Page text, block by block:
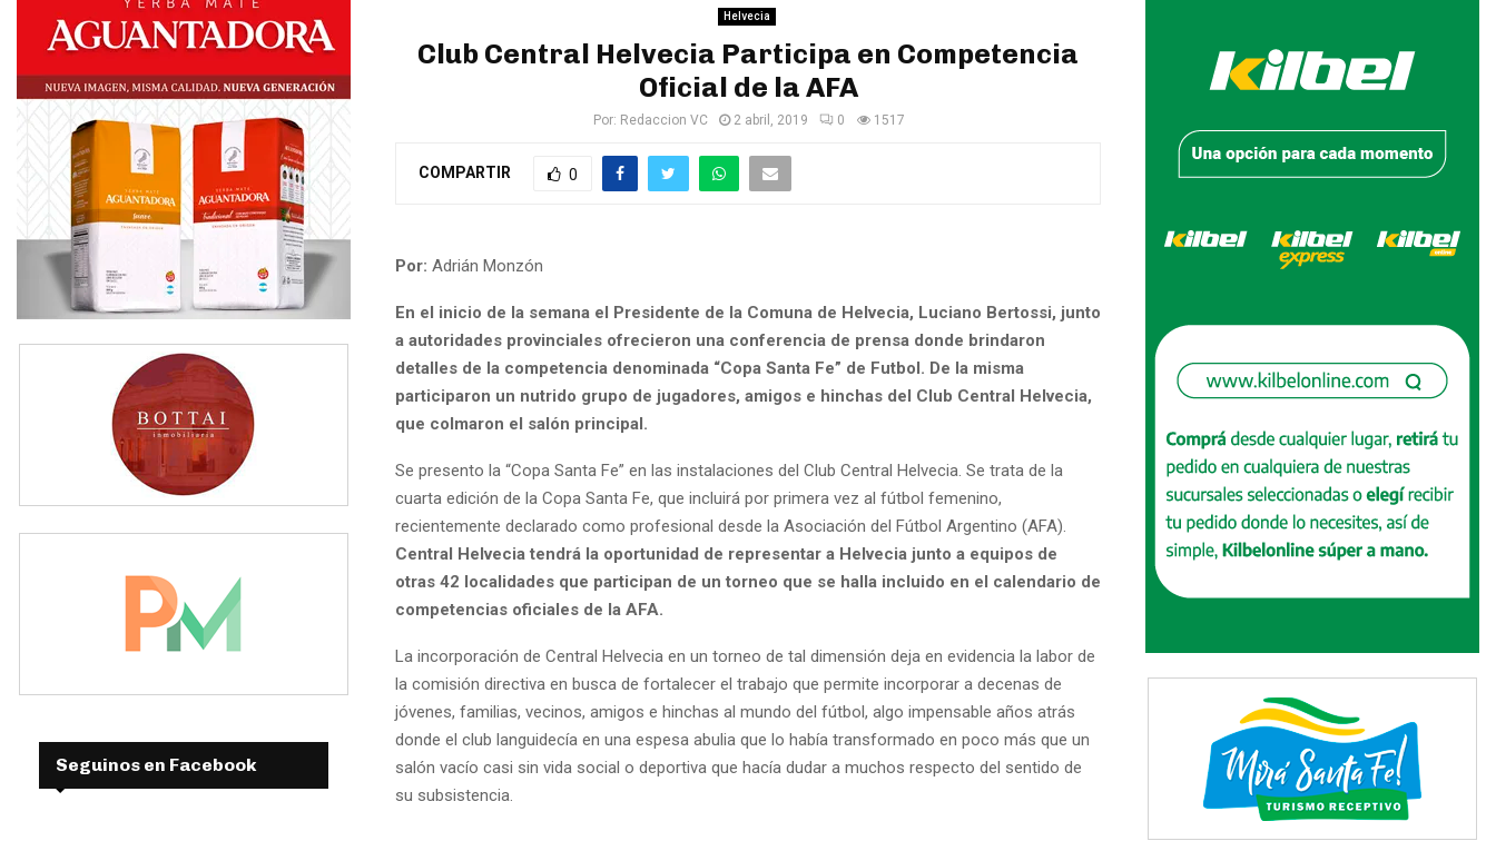
Helvecia
Club Central Helvecia Participa en Competencia
Oficial de la AFA
Por: Redaccion VC 2 abril, 2019 0 1517
COMPARTIR 0
Por: Adrián Monzón
En el inicio de la semana el Presidente de la Comuna de Helvecia, Luciano Bertossi, junto
a autoridades provinciales ofrecieron una conferencia de prensa donde brindaron
detalles de la competencia denominada “Copa Santa Fe” de Futbol. De la misma
participaron un nutrido grupo de jugadores, amigos e hinchas del Club Central Helvecia,
que colmaron el salón principal.
Se presento la “Copa Santa Fe” en las instalaciones del Club Central Helvecia. Se trata de la
cuarta edición de la Copa Santa Fe, que incluirá por primera vez al fútbol femenino,
recientemente declarado como profesional desde la Asociación del Fútbol Argentino (AFA).
Central Helvecia tendrá la oportunidad de representar a Helvecia junto a equipos de
otras 42 localidades que participan de un torneo que se halla incluido en el calendario de
competencias oficiales de la AFA.
La incorporación de Central Helvecia en un torneo de tal dimensión deja en evidencia la labor de
la comisión directiva en busca de fortalecer el trabajo que permite incorporar a decenas de
jóvenes, familias, vecinos, amigos e hinchas al mundo del fútbol, algo impensable años atrás
donde el club languidecía en una espesa abulia que lo había transformado en poco más que un
salón vacío casi sin vida social o deportiva que hacía dudar a muchos respecto del sentido de
su subsistencia.
Seguinos en Facebook